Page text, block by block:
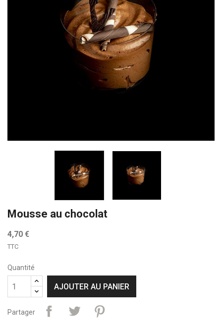
Mousse au chocolat
4,70 €
TTC
Quantité
AJOUTER AU PANIER
Partager